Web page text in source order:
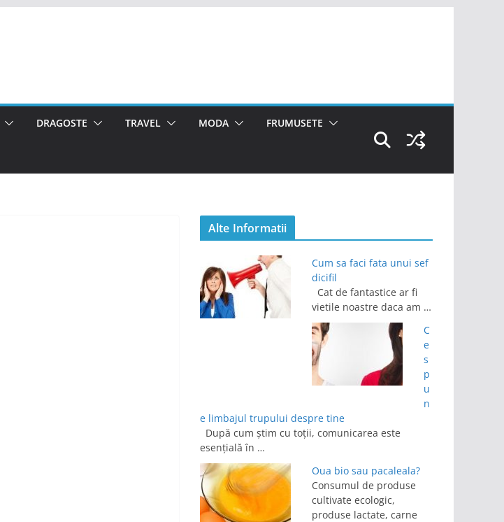
DRAGOSTE TRAVEL MODA FRUMUSETE
Alte Informatii
Cum sa faci fata unui sef
dicifil
Cat de fantastice ar fi
vietile noastre daca am …
C
e
s
p
u
n
e limbajul trupului despre tine
După cum știm cu toții, comunicarea este
esențială în …
Oua bio sau pacaleala?
Consumul de produse
cultivate ecologic,
produse lactate, carne